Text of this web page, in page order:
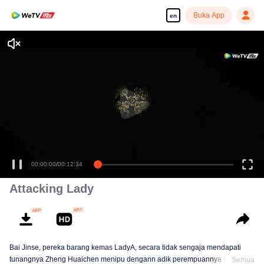
en Buka App
00:00:00/00:12:34
Attacking Lady
Bai Jinse, pereka barang kemas LadyA, secara tidak sengaja mendapati
tunangnya Zheng Huaichen menipu dengann adik perempuannya BaiSemua